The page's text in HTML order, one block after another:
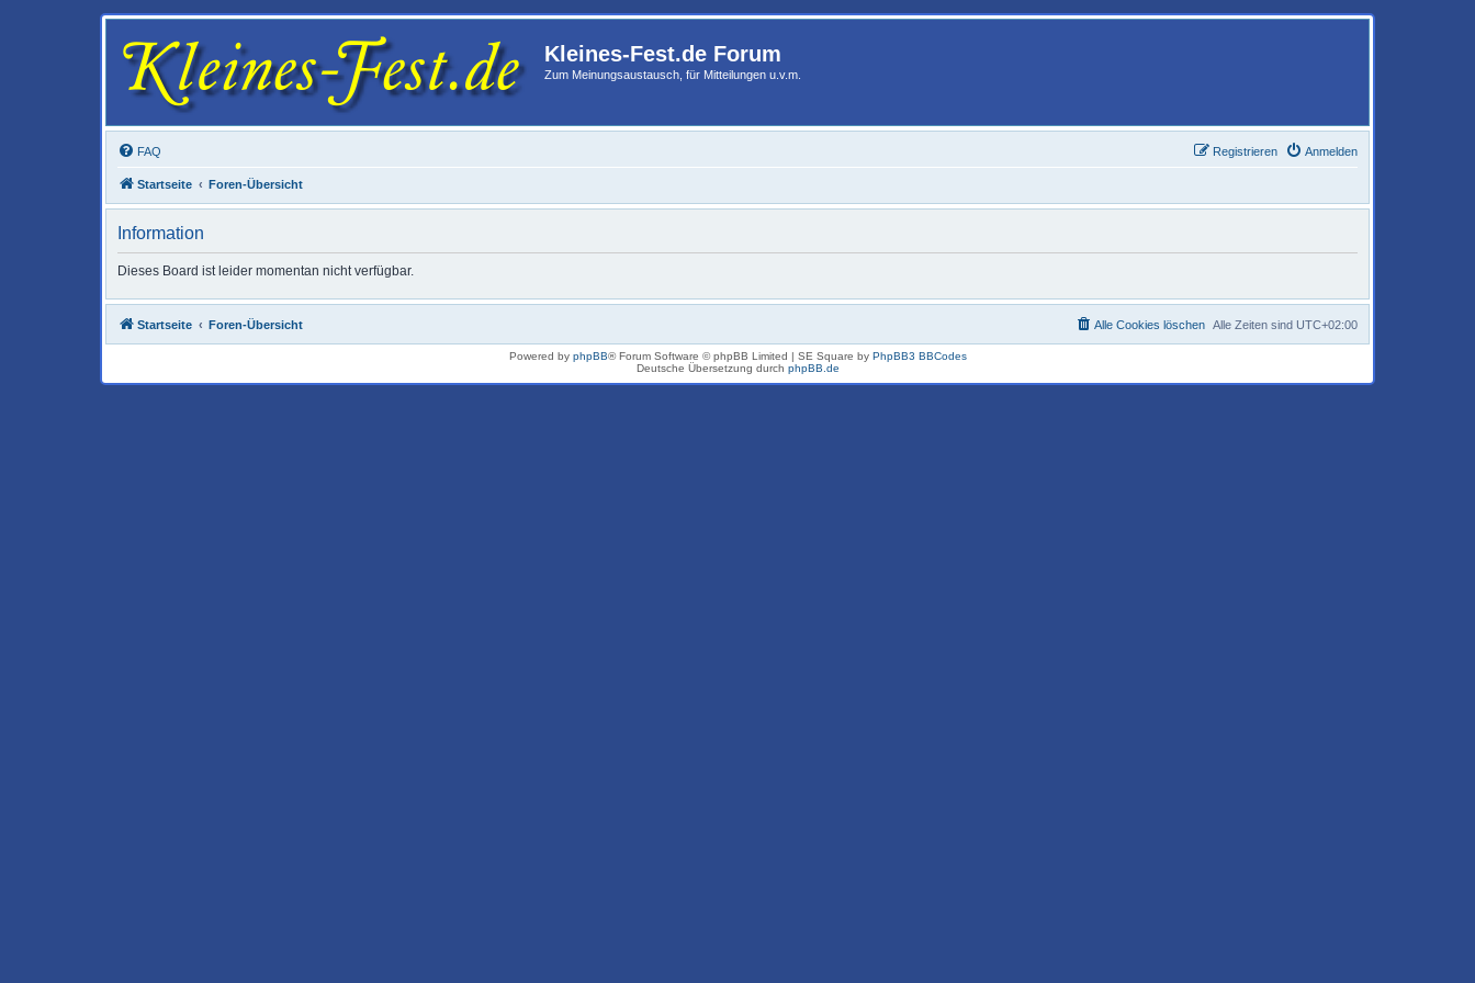
Kleines-Fest.de Forum
Zum Meinungsaustausch, für Mitteilungen u.v.m.
FAQ Anmelden
Registrieren
Startseite Foren-Übersicht
Information
Dieses Board ist leider momentan nicht verfügbar.
Startseite Foren-Übersicht Alle Zeiten sind UTC+02:00
Alle Cookies löschen
Powered by phpBB® Forum Software © phpBB Limited | SE Square by PhpBB3 BBCodes
Deutsche Übersetzung durch phpBB.de